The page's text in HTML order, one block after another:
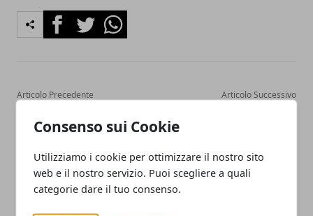
Consenso sui Cookie
Utilizziamo i cookie per ottimizzare il nostro sito
web e il nostro servizio. Puoi scegliere a quali
categorie dare il tuo consenso.
FacebookTwitterWhatsapp
Articolo Precedente
simposio mondiale di
Articolo Successivo
donati al Centro E.M.M.A.